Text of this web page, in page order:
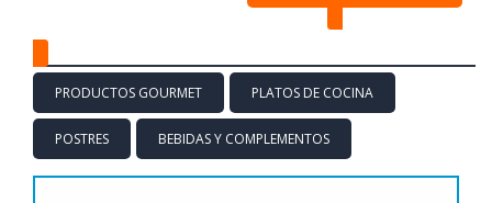
PRODUCTOS GOURMET PLATOS DE COCINA
POSTRES BEBIDAS Y COMPLEMENTOS